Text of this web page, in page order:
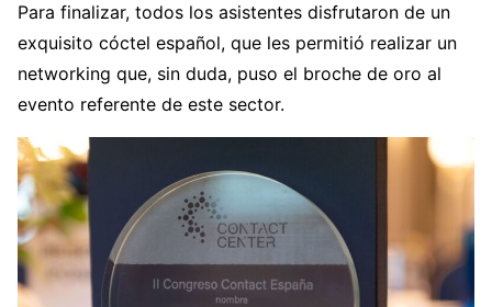
Para finalizar, todos los asistentes disfrutaron de un
exquisito cóctel español, que les permitió realizar un
networking que, sin duda, puso el broche de oro al
evento referente de este sector.